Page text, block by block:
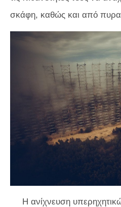
σκάφη, καθώς και από
Η ανίχνευση